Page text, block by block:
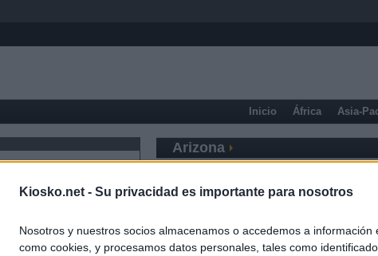
Kiosko.net - Su privacidad es importante para nosotros
Nosotros y nuestros socios almacenamos o accedemos a información
como cookies, y procesamos datos personales, tales como
Inicio África Asia-
Arizona